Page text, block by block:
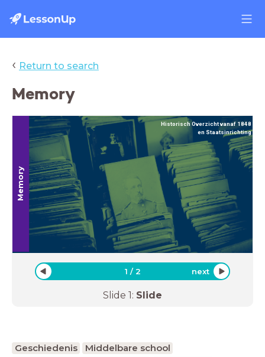
‹ Return to search
Memory
Memory
Historisch Overzicht vanaf 1848
en Staatsinrichting
1 /2 next
Slide 1: Slide
Geschiedenis
Middelbare school